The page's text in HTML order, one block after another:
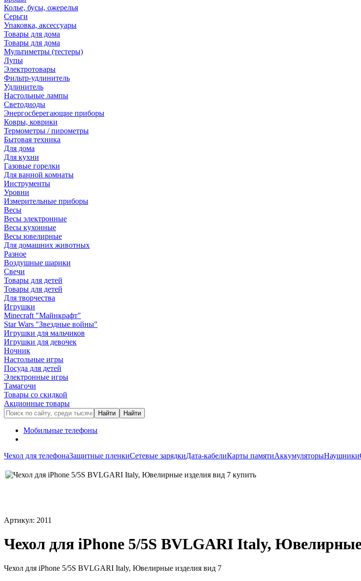
Колье, бусы, ожерелья
Серьги
Упаковка, аксессуары
Товары для дома
Товары для дома
Мультиметры (тестеры)
Лупы
Электротовары
Фильтр-удлинитель
Удлинитель
Настольные лампы
Светодиоды
Энергосберегающие приборы
Ковры, коврики
Термометры / пирометры
Бытовая техника
Для дома
Для кухни
Газовые горелки
Для ванной комнаты
Инструменты
Уровни
Измерительные приборы
Весы
Весы электронные
Весы кухонные
Весы ювелирные
Для домашних животных
Разное
Воздушные шарики
Свечи
Товары для детей
Товары для детей
Для творчества
Игрушки
Minecraft "Майнкрафт"
Star Wars "Звездные войны"
Игрушки для мальчиков
Игрушки для девочек
Ночник
Настольные игры
Посуда для детей
Электронные игры
Тамагочи
Товары со скидкой
Акционные товары
Мобильные телефоны
Чехол для телефонаЗащитные пленкиСетевые зарядкиДата-кабелиКарты памятиАккумуляторыНаушники
Артикул: 2011
Чехол для iPhone 5/5S BVLGARI Italy, Ювелирные
Чехол для iPhone 5/5S BVLGARI Italy, Ювелирные изделия вид 7